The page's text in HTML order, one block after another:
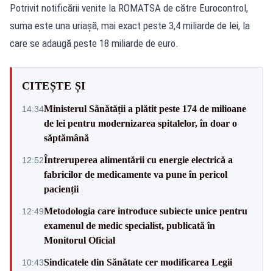
Potrivit notificării venite la ROMATSA de către Eurocontrol,
suma este una uriașă, mai exact peste 3,4 miliarde de lei, la
care se adaugă peste 18 miliarde de euro.
CITEȘTE ȘI
14:34Ministerul Sănătății a plătit peste 174 de milioane
de lei pentru modernizarea spitalelor, în doar o
săptămână
12:52Întreruperea alimentării cu energie electrică a
fabricilor de medicamente va pune în pericol
pacienții
12:49Metodologia care introduce subiecte unice pentru
examenul de medic specialist, publicată în
Monitorul Oficial
10:43Sindicatele din Sănătate cer modificarea Legii